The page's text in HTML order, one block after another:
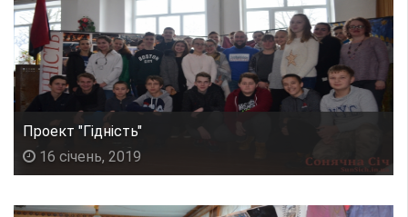
Проект "Гідність"
16 січень, 2019